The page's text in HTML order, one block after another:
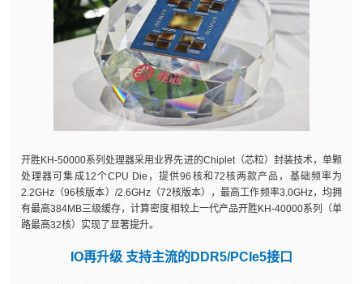
开胜KH-50000系列处理器采用业界先进的Chiplet（芯粒）封装技术，单颗
处理器可集成12个CPU Die，提供96核和72核两款产品，基础频率为
2.2GHz（96核版本）/2.6GHz（72核版本），最高工作频率3.0GHz，均拥
有最高384MB三级缓存，计算密度相较上一代产品开胜KH-40000系列（单
路最高32核）实现了显著提升。
IO再升级 支持主流的DDR5/PCIe5接口